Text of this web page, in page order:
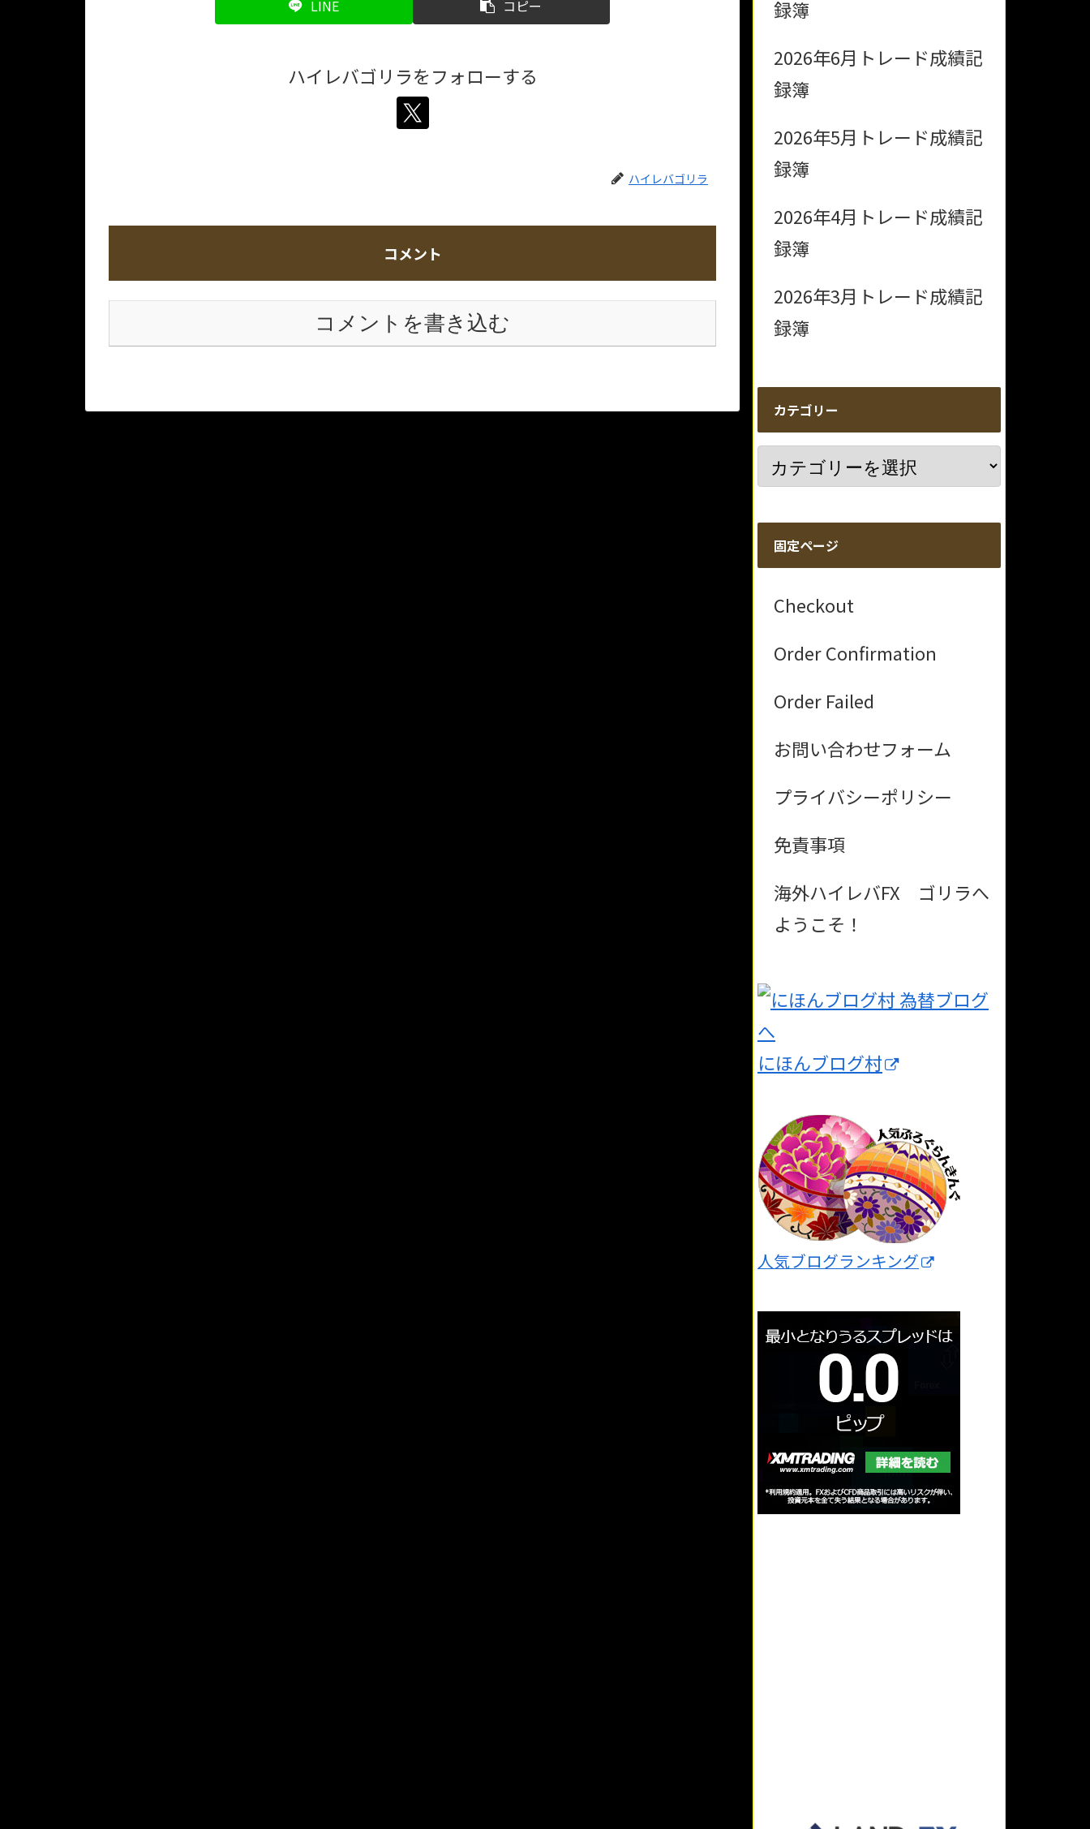
LINE
コピー
ハイレバゴリラをフォローする
ハイレバゴリラ
コメント
コメントを書き込む
録簿
2026年6月トレード成績記
録簿
2026年5月トレード成績記
録簿
2026年4月トレード成績記
録簿
2026年3月トレード成績記
録簿
カテゴリー
固定ページ
Checkout
Order Confirmation
Order Failed
お問い合わせフォーム
プライバシーポリシー
免責事項
海外ハイレバFX ゴリラへ
ようこそ！
にほんブログ村
人気ブログランキング